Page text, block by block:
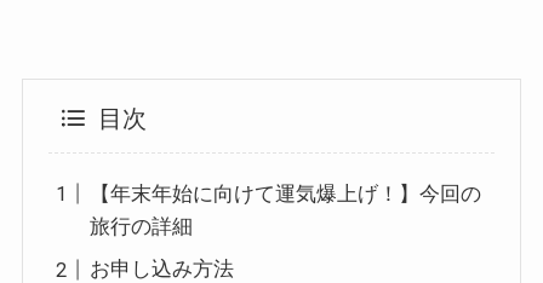
目次
【年末年始に向けて運気爆上げ！】今回の
旅行の詳細
お申し込み方法